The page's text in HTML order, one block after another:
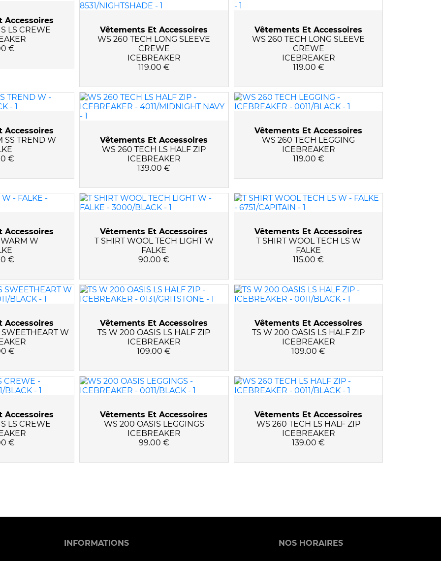
Accessoires
LS CREWE
€
Vêtements Et Accessoires
WS 260 TECH LONG SLEEVE
CREWE
ICEBREAKER
119.00 €
Vêtements Et Accessoires
WS 260 TECH LONG SLEEVE
CREWE
ICEBREAKER
119.00 €
Accessoires
SS TREND W
€
Vêtements Et Accessoires
WS 260 TECH LS HALF ZIP
ICEBREAKER
139.00 €
Vêtements Et Accessoires
WS 260 TECH LEGGING
ICEBREAKER
119.00 €
Accessoires
W
€
Vêtements Et Accessoires
T SHIRT WOOL TECH LIGHT W
FALKE
90.00 €
Vêtements Et Accessoires
T SHIRT WOOL TECH LS W
FALKE
115.00 €
Accessoires
W
€
Vêtements Et Accessoires
TS W 200 OASIS LS HALF ZIP
ICEBREAKER
109.00 €
Vêtements Et Accessoires
TS W 200 OASIS LS HALF ZIP
ICEBREAKER
109.00 €
Accessoires
LS CREWE
€
Vêtements Et Accessoires
WS 200 OASIS LEGGINGS
ICEBREAKER
99.00 €
Vêtements Et Accessoires
WS 260 TECH LS HALF ZIP
ICEBREAKER
139.00 €
INFORMATIONS NOS HORAIRES